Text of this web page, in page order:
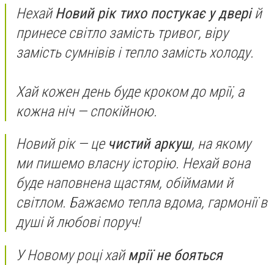
НехайНовий рік тихо постукає у дверій
принесе світло замість тривог, віру
замість сумнівів і тепло замість холоду.
Хай кожен день буде кроком до мрії, а
кожна ніч — спокійною.
Новий рік — це чистий аркуш, на якому
ми пишемо власну історію. Нехай вона
буде наповнена щастям, обіймами й
світлом. Бажаємо тепла вдома, гармонії в
душі й любові поруч!
У Новому році хаймрії не бояться